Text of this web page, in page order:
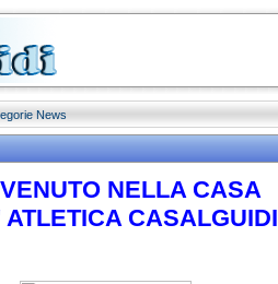
News
NELLA CASA
ATLETICA CASALGUIDI